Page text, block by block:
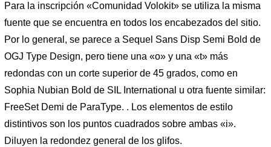
Para la inscripción «Comunidad Volokit» se utiliza la misma
fuente que se encuentra en todos los encabezados del sitio.
Por lo general, se parece a Sequel Sans Disp Semi Bold de
OGJ Type Design, pero tiene una «o» y una «t» más
redondas con un corte superior de 45 grados, como en
Sophia Nubian Bold de SIL International u otra fuente similar:
FreeSet Demi de ParaType. . Los elementos de estilo
distintivos son los puntos cuadrados sobre ambas «i».
Diluyen la redondez general de los glifos.